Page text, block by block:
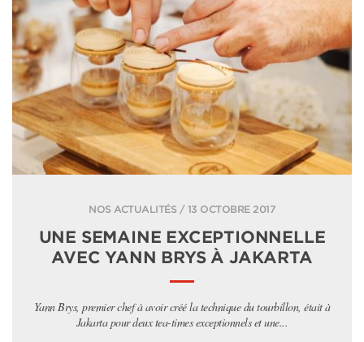
NOS ACTUALITÉS / 13 OCTOBRE 2017
UNE SEMAINE EXCEPTIONNELLE
AVEC YANN BRYS À JAKARTA
Yann Brys, premier chef à avoir créé la technique du tourbillon, était à
Jakarta pour deux tea-times exceptionnels et une...